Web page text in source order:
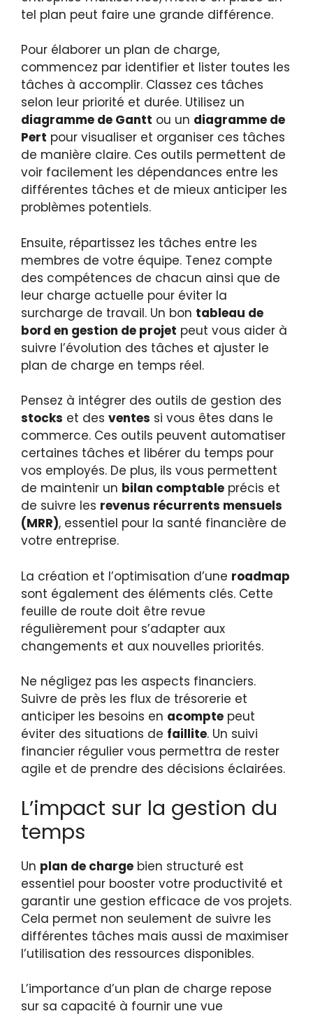
tel plan peut faire une grande différence.
Pour élaborer un plan de charge,
commencez par identifier et lister toutes les
tâches à accomplir. Classez ces tâches
selon leur priorité et durée. Utilisez un
diagramme de Gantt ou un diagramme de
Pert pour visualiser et organiser ces tâches
de manière claire. Ces outils permettent de
voir facilement les dépendances entre les
différentes tâches et de mieux anticiper les
problèmes potentiels.
Ensuite, répartissez les tâches entre les
membres de votre équipe. Tenez compte
des compétences de chacun ainsi que de
leur charge actuelle pour éviter la
surcharge de travail. Un bon tableau de
bord en gestion de projet peut vous aider à
suivre l’évolution des tâches et ajuster le
plan de charge en temps réel.
Pensez à intégrer des outils de gestion des
stocks et des ventes si vous êtes dans le
commerce. Ces outils peuvent automatiser
certaines tâches et libérer du temps pour
vos employés. De plus, ils vous permettent
de maintenir un bilan comptable précis et
de suivre les revenus récurrents mensuels
(MRR), essentiel pour la santé financière de
votre entreprise.
La création et l’optimisation d’une roadmap
sont également des éléments clés. Cette
feuille de route doit être revue
régulièrement pour s’adapter aux
changements et aux nouvelles priorités.
Ne négligez pas les aspects financiers.
Suivre de près les flux de trésorerie et
anticiper les besoins en acompte peut
éviter des situations de faillite. Un suivi
financier régulier vous permettra de rester
agile et de prendre des décisions éclairées.
L’impact sur la gestion du
temps
Un plan de charge bien structuré est
essentiel pour booster votre productivité et
garantir une gestion efficace de vos projets.
Cela permet non seulement de suivre les
différentes tâches mais aussi de maximiser
l’utilisation des ressources disponibles.
L’importance d’un plan de charge repose
sur sa capacité à fournir une vue